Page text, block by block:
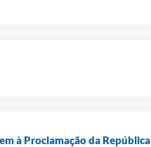
à Proclamação da República